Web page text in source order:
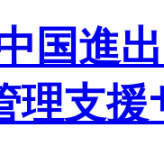
国進
理支援